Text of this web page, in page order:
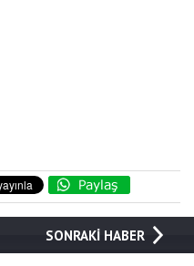
SONRAKİ HABER